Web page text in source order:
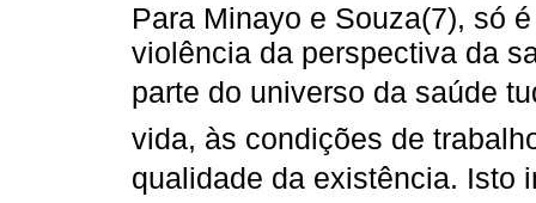
Para Minayo e Souza(7), só
violência da perspectiva da
parte do universo da saúde
vida, às condições de
qualidade da existência.